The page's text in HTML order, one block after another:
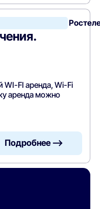
WI-FI аренда, Wi-Fi
аренда можно
Подробнее —>